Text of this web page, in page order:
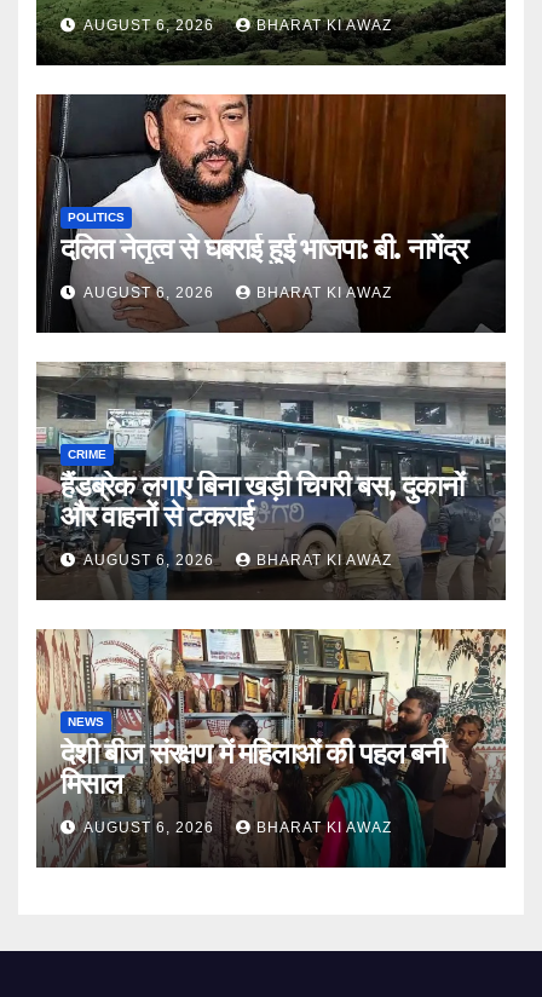
AUGUST 6, 2026 BHARAT KI AWAZ
POLITICS
दलित नेतृत्व से घबराई हुई भाजपा: बी. नागेंद्र
AUGUST 6, 2026 BHARAT KI AWAZ
CRIME
हैंडब्रेक लगाए बिना खड़ी चिगरी बस, दुकानों
और वाहनों से टकराई
AUGUST 6, 2026 BHARAT KI AWAZ
NEWS
देशी बीज संरक्षण में महिलाओं की पहल बनी
मिसाल
AUGUST 6, 2026 BHARAT KI AWAZ